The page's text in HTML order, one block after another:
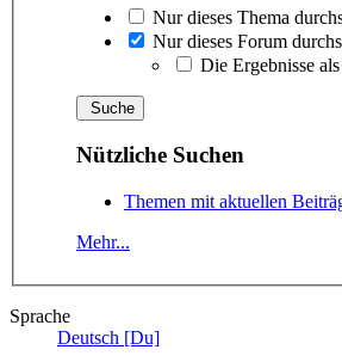
Nur dieses Thema
Nur dieses Forum
Die Ergebnisse
Nützliche Suchen
Themen mit aktuellen
Mehr...
Sprache
Deutsch [Du]